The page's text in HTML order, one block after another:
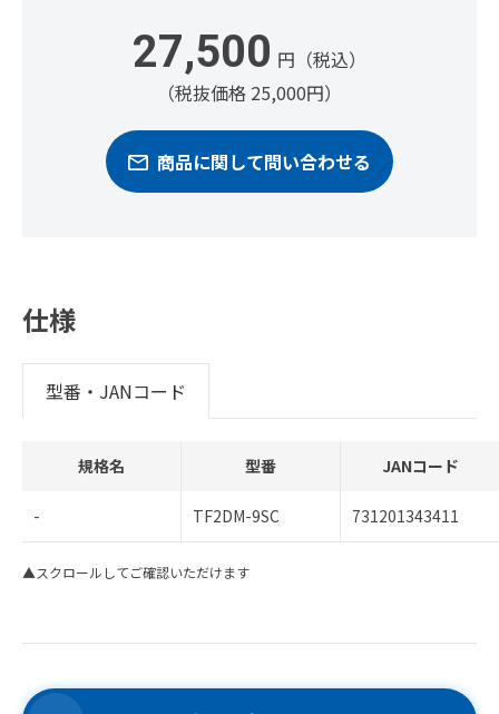
27,500 円（税込）
（税抜価格 25,000円）
商品に関して問い合わせる
仕様
型番・JANコード
規格名 型番 JANコード
- TF2DM-9SC 731201343411
▲スクロールしてご確認いただけます